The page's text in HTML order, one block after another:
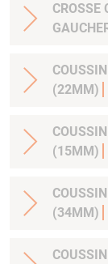
CROSSE
(22MM)
(15MM)
(34MM)